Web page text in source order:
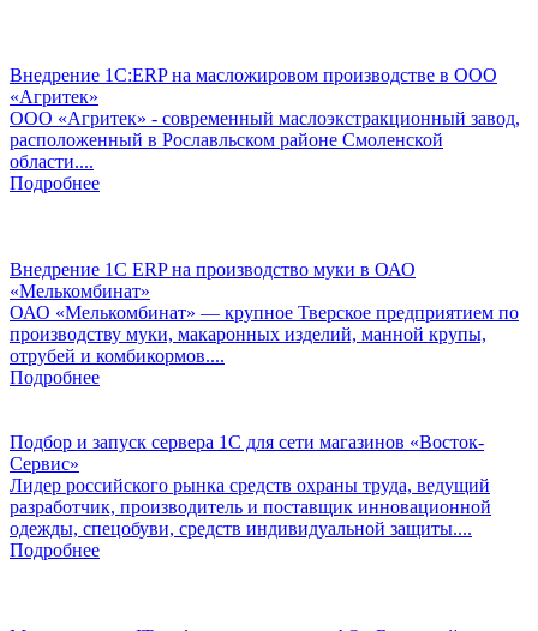
Внедрение 1C:ERP на масложировом производстве в ООО
«Агритек»
ООО «Агритек» - современный маслоэкстракционный завод,
расположенный в Рославльском районе Смоленской
области....
Подробнее
Внедрение 1C ERP на производство муки в ОАО
«Мелькомбинат»
ОАО «Мелькомбинат» — крупное Тверское предприятием по
производству муки, макаронных изделий, манной крупы,
отрубей и комбикормов....
Подробнее
Подбор и запуск сервера 1С для сети магазинов «Восток-
Сервис»
Лидер российского рынка средств охраны труда, ведущий
разработчик, производитель и поставщик инновационной
одежды, спецобуви, средств индивидуальной защиты....
Подробнее